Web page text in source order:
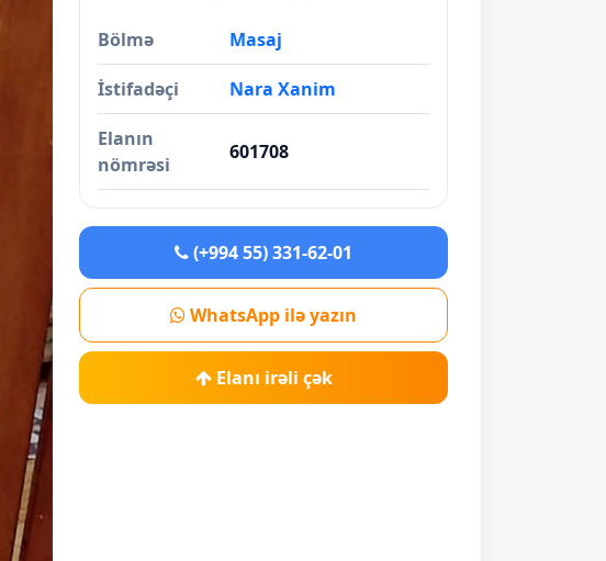
Bölmə Masaj
İstifadəçi Nara Xanim
Elanın
nömrəsi
601708
(+994 55) 331-62-01
WhatsApp ilə yazın
Elanı irəli çək